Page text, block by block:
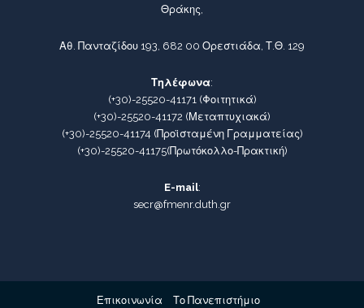
Θράκης,
Αθ. Πανταζίδου 193, 682 00 Ορεστιάδα, Τ.Θ. 129
Τηλέφωνα:
(+30)-25520-41171(Φοιτητικά)
(+30)-25520-41172 (Μεταπτυχιακά)
(+30)-25520-41174 (Προϊσταμένη Γραμματείας)
(+30)-25520-41175(Πρωτόκολλο-Πρακτική)
E-mail:
secr@fmenr.duth.gr
Επικοινωνία Το Πανεπιστήμιο